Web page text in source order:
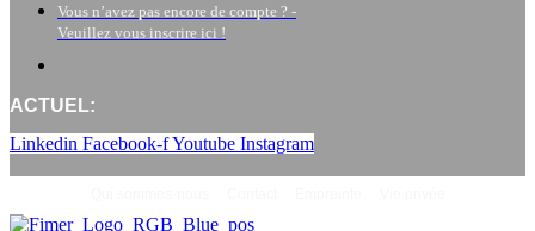
Vous n’avez pas encore de compte ? -
Veuillez vous inscrire ici !
ACTUEL:
Linkedin Facebook-fYoutube Instagram